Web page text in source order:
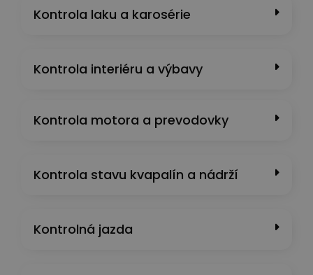
Kontrola laku a karosérie
Kontrola interiéru a výbavy
Kontrola motora a prevodovky
Kontrola stavu kvapalín a nádrží
Kontrolná jazda